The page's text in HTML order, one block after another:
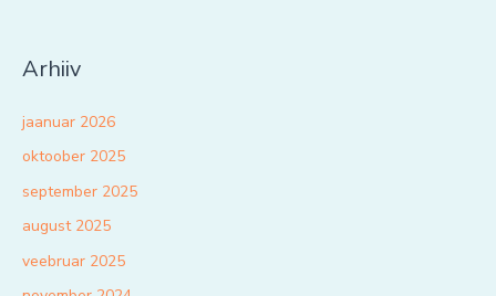
Arhiiv
jaanuar 2026
oktoober 2025
september 2025
august 2025
veebruar 2025